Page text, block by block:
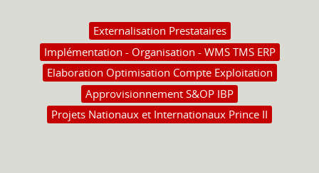
Externalisation Prestataires
Implémentation - Organisation - WMS TMS ERP
Elaboration Optimisation Compte Exploitation
Approvisionnement S&OP IBP
Projets Nationaux et Internationaux Prince II